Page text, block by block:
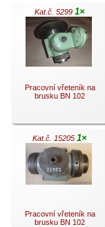
.
Kat.č. 5299 1×
Pracovní vřeteník na
brusku BN 102
.
Kat.č. 15205 1×
Pracovní vřeteník na
brusku BN 102